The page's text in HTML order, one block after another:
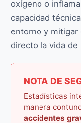
oxígeno o
capacidad
entorno y mitigar
directo la vida de
NOTA DE
Estadísticas
manera
accidentes